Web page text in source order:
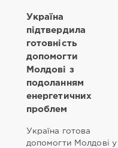
Україна
підтвердила
готовність
допомогти
Молдові з
подоланням
енергетичних
проблем
Україна готова
допомогти Молдові у